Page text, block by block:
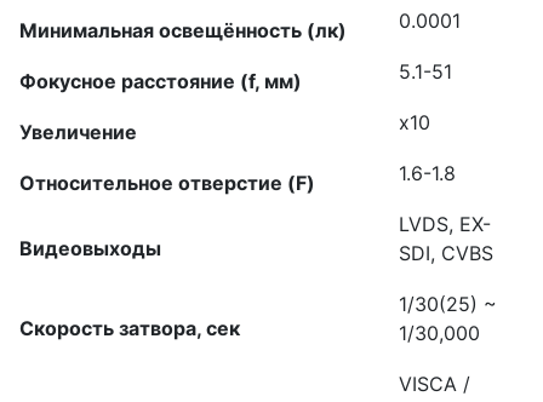
Минимальная освещённость (лк) 0.0001
Фокусное расстояние (f, мм) 5.1-51
Увеличение x10
Относительное отверстие (F) 1.6-1.8
Видеовыходы
LVDS, EX-
SDI, CVBS
Скорость затвора, сек
1/30(25) ~
1/30,000
VISCA /